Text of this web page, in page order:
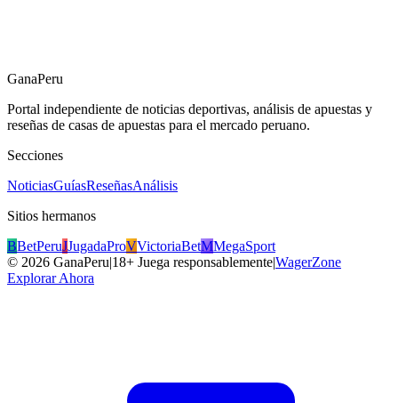
GanaPeru
Portal independiente de noticias deportivas, análisis de apuestas y
reseñas de casas de apuestas para el mercado peruano.
Secciones
NoticiasGuíasReseñasAnálisis
Sitios hermanos
BBetPeruJJugadaProVVictoriaBetMMegaSport
© 2026 GanaPeru|18+ Juega responsablemente|WagerZone
Explorar Ahora